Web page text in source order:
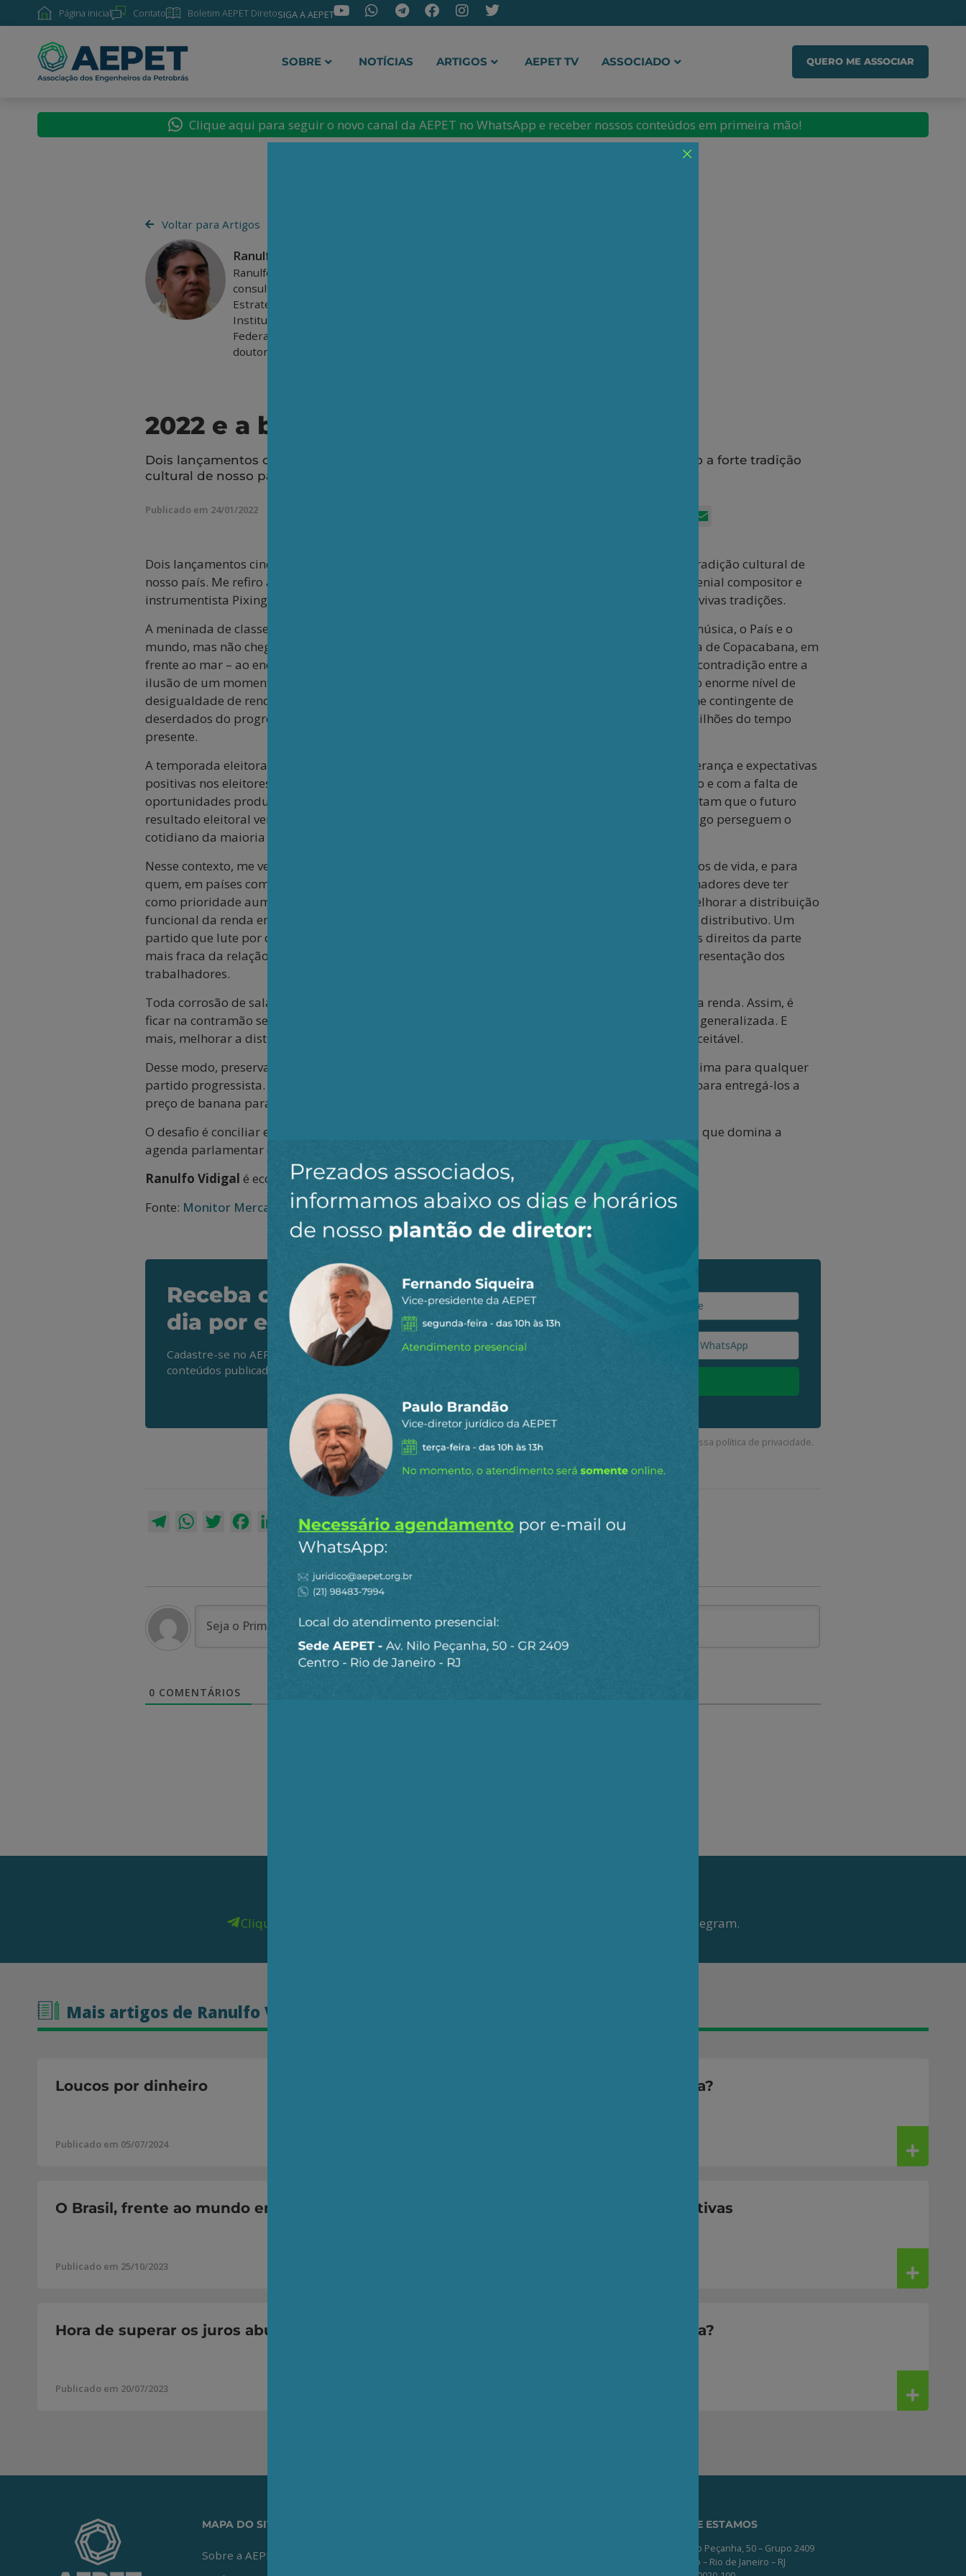
Página inicial Contato Boletim AEPET DiretoSIGA A AEPET
SOBRE NOTÍCIAS ARTIGOS AEPET TV ASSOCIADO QUERO ME ASSOCIAR
Clique aqui para seguir o novo canal da AEPET no WhatsApp e receber nossos conteúdos em primeira mão!
Voltar para Artigos
Ranulfo Vidigal
Ranulfo Vidigal Ribeiro é economista e
consultor. Mestre em Políticas Públicas,
Estratégias e Desenvolvimento pelo
Instituto de Economia da Universidade
Federal do Rio de Janeiro (IE/UFRJ) e
doutorando pela UFRJ.
2022 e a brasilidade em foco
Dois lançamentos cinematográficos brasileiros chegaram nesse início de ano mostrando a forte tradição
cultural de nosso país. Me refiro aos
Publicado em 24/01/2022 FacebookLinkedIn
Dois lançamentos cinematográficos brasileiros chegaram nesse início de ano mostrando a forte tradição cultural de
nosso país. Me refiro aos filmes sobre a vida artística da cantora Nara Leão e o especial sobre o genial compositor e
instrumentista Pixinguinha – dois ícones da música popular brasileira. Somos um País de ricas e vivas tradições.
A meninada de classe média carioca do movimento musical da Bossa Nova imaginava mudar a música, o País e o
mundo, mas não chegou nem de longe em sua meta, embora a metamorfose de Nara – moradora de Copacabana, em
frente ao mar – ao encontrar o autor maranhense João do Vale e o Brasil profundo nos revelam a contradição entre a
ilusão de um momento desenvolvimentista imaginado e sua completa incapacidade de superar o enorme nível de
desigualdade de renda e patrimônio entre o andar de cima do edifício social brasileiro e o enorme contingente de
deserdados do progresso material, que ocupa o exército industrial/excedente de reserva de 40 milhões do tempo
presente.
A temporada eleitoral começa com o marketing político dos pré-candidatos tentando injetar esperança e expectativas
positivas nos eleitores brasileiros. Já estes estão assustados com a crise econômica, com a inflação e com a falta de
oportunidades produtivas que assolam a juventude brasileira e, no fundo da alma, pouco acreditam que o futuro
resultado eleitoral venha, de fato, mudar sensivelmente suas vidas. Saúde/pandemia e desemprego perseguem o
cotidiano da maioria da população hoje.
Nesse contexto, me vem à mente a figura do engenheiro Leonel Brizola, que faria este mês 100 anos de vida, e para
quem, em países com má distribuição da renda, um partido que pretenda representar os trabalhadores deve ter
como prioridade aumentar a participação dos salários na renda nacional. A meta tem que ser melhorar a distribuição
funcional da renda entre lucros, de um lado, e salários, de outro e enfrentar com altivez o conflito distributivo. Um
partido que lute por quem vende o seu trabalho para viver não deve objetivar apenas a manter os direitos da parte
mais fraca da relação de emprego. Tem a obrigação de buscar ampliar direitos e fortalecer a representação dos
trabalhadores.
Toda corrosão de salários pela inflação, como enfrentamos hoje, piora a distribuição funcional da renda. Assim, é
ficar na contramão ser um partido/candidato que defenda os trabalhadores aceitar esta carestia generalizada. E
mais, melhorar a distribuição é a meta prioritária. Mantê-la concentrada é derrota. Piorá-la é inaceitável.
Desse modo, preservar a qualidade dos serviços públicos, universais e gratuitos, é obrigação mínima para qualquer
partido progressista. Deixar que essa qualidade deteriore é fracasso. Eliminar serviços públicos para entregá-los a
preço de banana para o setor privado é inconcebível.
O desafio é conciliar essa agenda prioritária com a mais uma tentativa de colaboração de classes que domina a
agenda parlamentar e eleitoral na rica e desigual nação brasileira.
Ranulfo Vidigal é economista.
Fonte: Monitor Mercantil
Receba os destaques do
dia por e-mail
Cadastre-se no AEPET Direto para receber os principais
conteúdos publicados em nosso site.
Ao clicar em “Cadastrar” você aceita receber nossos e-mails e concorda com a nossa política de privacidade.
TelegramWhatsAppTwitterFacebookLinkedIn
Email
0 COMENTÁRIOS
Clique aqui para receber matérias e artigos da AEPET em primeira mão pelo Telegram.
Mais artigos de Ranulfo Vidigal
Loucos por dinheiro
Publicado em 05/07/2024
Chegou a vez da indústria?
O Brasil, frente ao mundo em turbulência
Publicado em 25/10/2023
O novo PAC e as expectativas
Hora de superar os juros abusivos!
Publicado em 20/07/2023
Afinal, quem paga a conta?
MAPA DO SITE
Sobre a AEPET
ONDE ESTAMOS
Av. Nilo Peçanha, 50 – Grupo 2409
Centro – Rio de Janeiro – RJ